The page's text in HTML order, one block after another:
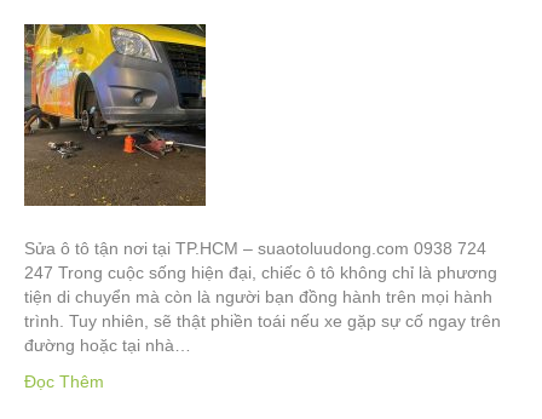
Sửa ô tô tận nơi tại TP.HCM – suaotoluudong.com 0938 724
247 Trong cuộc sống hiện đại, chiếc ô tô không chỉ là phương
tiện di chuyển mà còn là người bạn đồng hành trên mọi hành
trình. Tuy nhiên, sẽ thật phiền toái nếu xe gặp sự cố ngay trên
đường hoặc tại nhà…
Đọc Thêm